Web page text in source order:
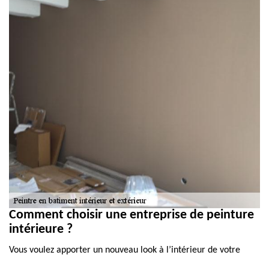
Comment choisir une entreprise de peinture
intérieure ?
Vous voulez apporter un nouveau look à l’intérieur de votre